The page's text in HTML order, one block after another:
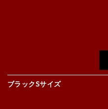
ブラックSサイズ